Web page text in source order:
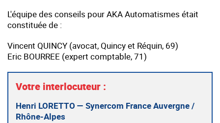
L'équipe des conseils pour AKA Automatismes était
constituée de :
Vincent QUINCY (avocat, Quincy et Réquin, 69)
Eric BOURREE (expert comptable, 71)
Votre interlocuteur :
Henri LORETTO — Synercom France Auvergne /
Rhône-Alpes